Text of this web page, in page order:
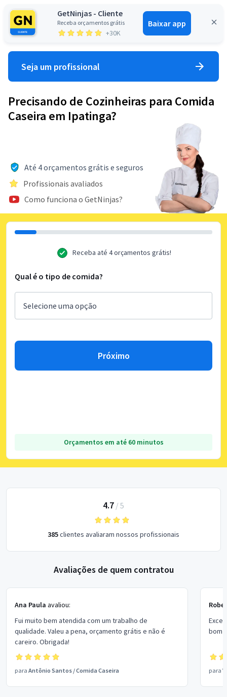
GetNinjas - Cliente
Receba orçamentos grátis
+30K
Baixar app
Entrar
Seja um profissional
Precisando de Cozinheiras para Comida
Caseira em Ipatinga?
Até 4 orçamentos grátis e seguros
Profissionais avaliados
Como funciona o GetNinjas?
Receba até 4 orçamentos grátis!
Qual é o tipo de comida?
Próximo
Orçamentos em até 60 minutos
4.7 / 5
385clientes avaliaram nossos profissionais
Avaliações de quem contratou
Ana Paula avaliou:
Fui muito bem atendida com um trabalho de
qualidade. Valeu a pena, orçamento grátis e não é
careiro. Obrigada!
para Antônio Santos /Comida Caseira
bom
para